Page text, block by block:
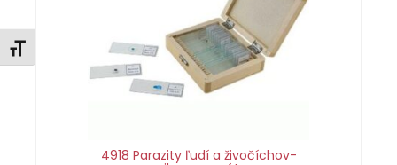
Zmeniť veľkosť písma
4918 Parazity ľudí a živočíchov-